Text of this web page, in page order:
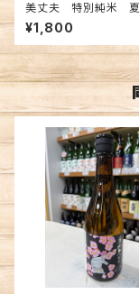
美丈夫 特別純米
0ml
¥1,800